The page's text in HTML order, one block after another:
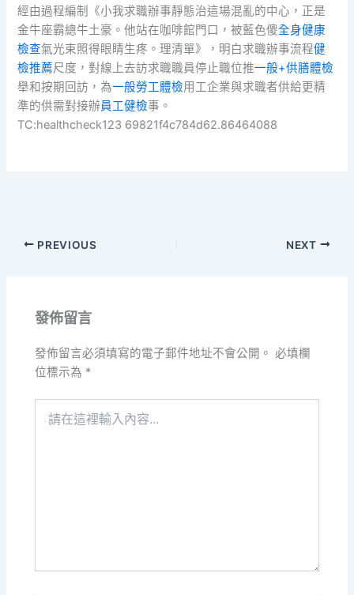
經由過程編制《小我求職辦事靜態治這場混亂的中心，正是
金牛座霸總牛土豪。他站在咖啡館門口，被藍色傻全身健康
檢查氣光束照得眼睛生疼。理清單》，明白求職辦事流程健
檢推薦尺度，對線上去訪求職職員停止職位推一般+供膳體檢
舉和按期回訪，為一般勞工體檢用工企業與求職者供給更精
準的供需對接辦員工健檢事。
TC:healthcheck123 69821f4c784d62.86464088
PREVIOUS NEXT
發佈留言
發佈留言必須填寫的電子郵件地址不會公開。 必填欄
位標示為 *